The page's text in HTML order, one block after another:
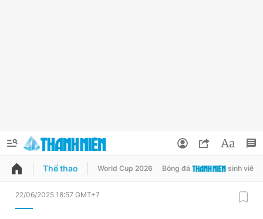
QUẢNG CÁO ĐẶT BÁO
Thể thao World Cup 2026 Bóng đá sinh viên
22/06/2025 18:57 GMT+7